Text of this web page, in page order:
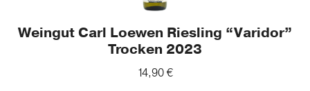
Weingut Carl Loewen Riesling “Varidor”
Trocken 2023
14,90€